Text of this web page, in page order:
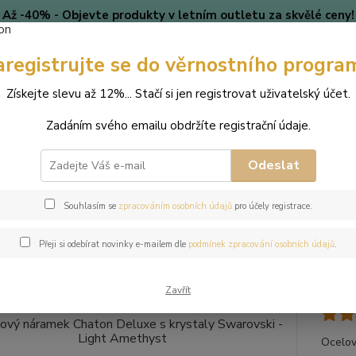
Až -40% - Objevte produkty v letním outletu za skvělé ceny!
🎄 VÁNOCE Blog
(Po-
Náramky Ocelový náramek Chaton Deluxe s krystaly
náramek Chaton Deluxe
se do věrnostního
Získejte slevu až 12%... Stačí si jen registrovat uživatelský účet.
Zadáním svého emailu obdržíte registrační údaje.
Odeslat
Souhlasím se zpracováním osobních údajůpro účely registrace.
Přeji si odebírat novinky e-mailem dle podmínek zpracování osobních údajů.
Zavřít